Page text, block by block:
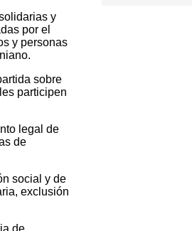
y
por el
y personas
sobre
participen
legal de
de
social y de
exclusión